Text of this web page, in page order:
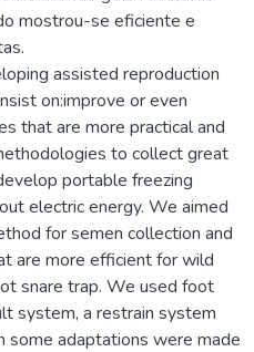
mostrou-se eficiente e
assisted reproduction
on:improve or even
that are more practical and
to collect great
portable freezing
electric energy. We aimed
for semen collection and
are more efficient for wild
snare trap. We used foot
system, a restrain system
some adaptations were made